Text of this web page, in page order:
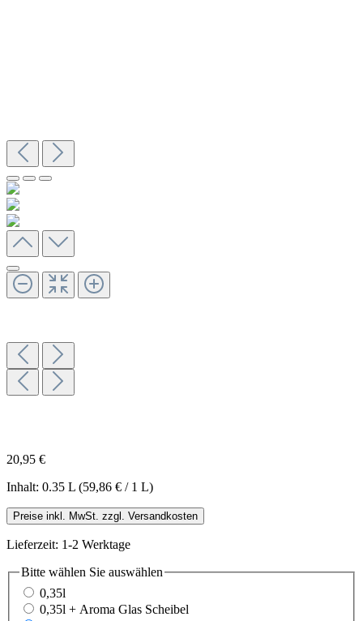
20,95 €
Inhalt: 0.35 L (59,86 € / 1 L)
Preise inkl. MwSt. zzgl. Versandkosten
Lieferzeit: 1-2 Werktage
Bitte wählen Sie auswählen
0,35l
0,35l + Aroma Glas Scheibel